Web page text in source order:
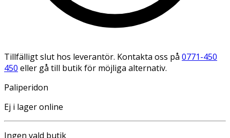
Tillfälligt slut hos leverantör. Kontakta oss på 0771-450
450 eller gå till butik för möjliga alternativ.
Paliperidon
Ej i lager online
Ingen vald butik